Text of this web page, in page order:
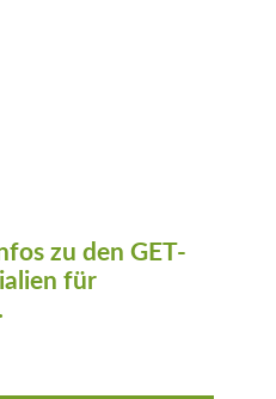
zu den GET-
für